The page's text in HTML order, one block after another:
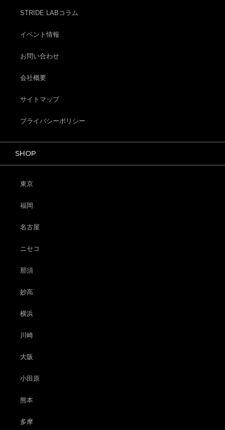
STRIDE LABコラム
イベント情報
お問い合わせ
会社概要
サイトマップ
プライバシーポリシー
SHOP
東京
福岡
名古屋
ニセコ
那須
妙高
横浜
川崎
大阪
小田原
熊本
多摩